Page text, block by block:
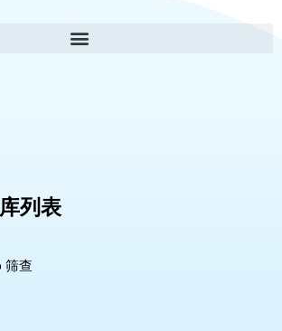
列表
筛查